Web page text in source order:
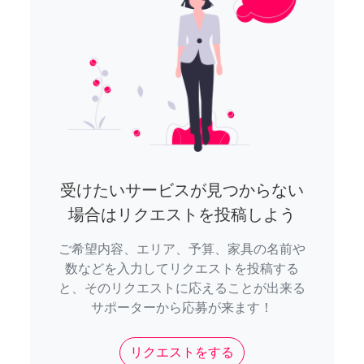
受けたいサービスが見つからない
場合はリクエストを投稿しよう
ご希望内容、エリア、予算、家具の名前や
数などを入力してリクエストを投稿する
と、そのリクエストに応えることが出来る
サポーターから応募が来ます！
リクエストをする